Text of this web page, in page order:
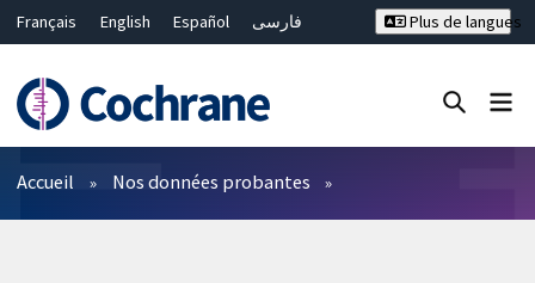
Français English Español
فارسی
Bahasa Malaysia
ไทย
繁體中文
简体中文
Plus de langues
Filtres
Accueil Nos données probantes